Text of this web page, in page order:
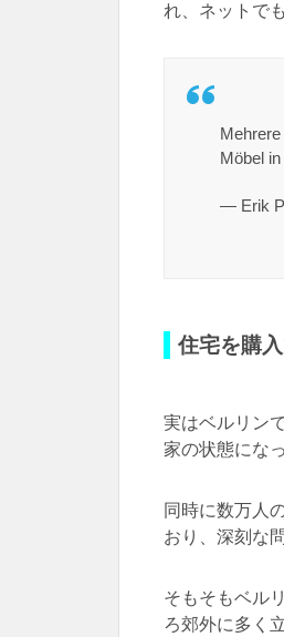
れ、ネットで
Möbel
— Erik
住宅を購
実はベルリン
家の状態にな
同時に数万人
おり、深刻な
そもそもベル
ろ郊外に多く